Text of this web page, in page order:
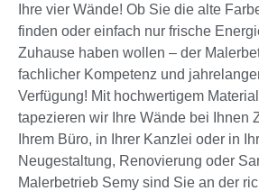
Ihre vier Wände! Ob Sie die alte
finden oder einfach nur frische
Zuhause haben wollen – der
fachlicher Kompetenz und
Verfügung! Mit hochwertigem
tapezieren wir Ihre Wände bei Ihnen
Ihrem Büro, in Ihrer Kanzlei oder in
Neugestaltung, Renovierung oder
Malerbetrieb Semy sind Sie an der